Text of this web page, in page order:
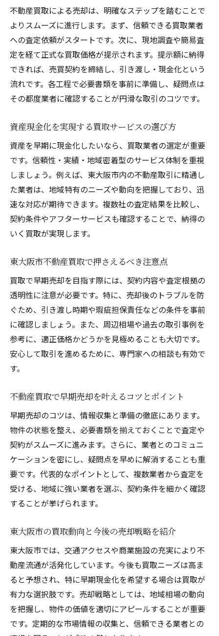
不動産買取が早期現金化に優れるポイント
買取利用による即時売却のメリットを紹介
東大阪市で買取を選ぶべき理由を解説
資産運用に役立つ不動産買取の活用法
早期売却に適した買取の仕組みと特徴
買取でスピーディーな現金化を実現する方
スムーズな不動産売却に役立つ買取手法
効率的な不動産売却を叶える買取手法の紹
介
買取サービス活用で売却をスムーズに進め
る
東大阪市不動産買取で選ばれる方法とは
査定額アップも狙える買取手法の工夫
買取手法の違いと自分に合う選択ポイント
納得の価格で売却したい方への買取ポイント
不動産買取で納得価格を得るための工夫
買取査定を高めるためのポイントを解説
東大阪市の不動産買取で価格交渉するコツ
売却を成功に導く買取業者選びの基準
適正な買取価格を見極めるための視点
買取を利用した東大阪市不動産の効率的売却法
効率的な売却を叶える買取の活用術
東大阪市での不動産買取が選ばれる理由
買取サービスで売却手続きを時短する方法
不動産買取でストレスなく売却を進めるコ
ツ
売却後の資金計画に役立つ買取利用法
買取を活かした不動産売却の最新動向
信頼できる不動産買取で安心取引を実現
安心して任せられる買取取引の進め方
東大阪市で安心できる不動産買取を探す
トラブル回避のための買取業者選定ポイン
ト
納得できる不動産買取の特徴と判断基準
不動産買取による売却は、明確なステップを踏むことで
よりスムーズに進行します。まず、信頼できる買取業者
への査定依頼がスタートです。次に、現地調査や簡易査
定を経て正式な買取価格が提示されます。提示額に納得
できれば、売買契約を締結し、引き渡し・現金化という
流れです。各工程で必要書類を事前に準備し、疑問点は
その都度業者に確認することが円滑な取引のコツです。
資産現金化を実現する買取サービスの選び方
資産を早期に現金化したいなら、買取業者の選定が重要
です。信頼性・実績・地域密着型のサービス体制を重視
しましょう。例えば、東大阪市内の不動産取引に精通し
た業者は、地域特有のニーズや動向を把握しており、迅
速な対応が期待できます。複数社の査定結果を比較し、
契約条件やアフターサービスも確認することで、納得の
いく買取が実現します。
東大阪市不動産買取で押さえるべき注意点
買取で早期売却を目指す際には、契約内容や査定根拠の
透明性に注意が必要です。特に、売却後のトラブルを防
ぐため、引き渡し時期や瑕疵担保責任などの条件を事前
に確認しましょう。また、周辺相場や過去の取引事例を
参考に、適正価格かどうかを見極めることも大切です。
安心して取引を進めるために、専門家への相談も有効で
す。
不動産買取で早期売却を叶えるコツとポイント
早期売却のコツは、情報収集と準備の徹底にあります。
物件の状態を整え、必要書類を揃えておくことで査定や
契約がスムーズに進みます。さらに、業者とのコミュニ
ケーションを密にし、疑問点を早めに解消することも重
要です。代表的なポイントとして、複数業者から査定を
受ける、地域に強い業者を選ぶ、契約条件を細かく確認
することが挙げられます。
東大阪市の買取動向と今後の売却戦略を紹介
東大阪市では、交通アクセスや商業施設の充実により不
動産流通が活発化しています。今後も買取ニーズは高ま
ると予想され、特に早期現金化を希望する場合は買取が
有力な選択肢です。売却戦略としては、地域相場の動向
を把握し、物件の価値を適切にアピールすることが重要
です。定期的な市場情報の収集と、信頼できる業者との